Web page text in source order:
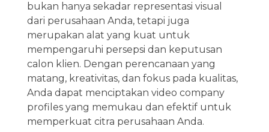
bukan hanya sekadar representasi visual
dari perusahaan Anda, tetapi juga
merupakan alat yang kuat untuk
mempengaruhi persepsi dan keputusan
calon klien. Dengan perencanaan yang
matang, kreativitas, dan fokus pada kualitas,
Anda dapat menciptakan video company
profiles yang memukau dan efektif untuk
memperkuat citra perusahaan Anda.